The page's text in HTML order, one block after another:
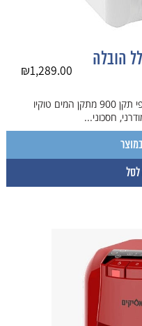
הובלה
₪1,289.00
מאושר לשיווק על ידי מכון התקנים לפי תקן 900 מתקן המים טוקיו
חסכוני...